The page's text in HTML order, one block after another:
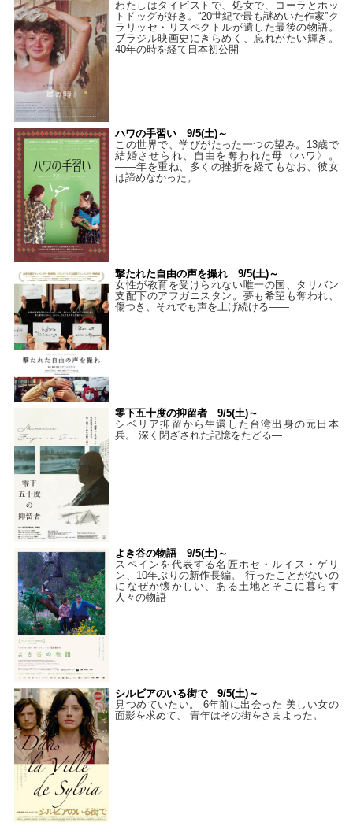
わたしはタイピストで、処⼥で、コーラとホッ
トドッグが好き。“20世紀で最も謎めいた作家”ク
ラリッセ・リスペクトルが遺した最後の物語。
ブラジル映画史にきらめく、忘れがたい輝き。
40年の時を経て⽇本初公開
ハワの手習い 9/5(土)～
この世界で、学びがたった一つの望み。13歳で
結婚させられ、自由を奪われた母〈ハワ〉。
——年を重ね、多くの挫折を経てもなお、彼女
は諦めなかった。
撃たれた自由の声を撮れ 9/5(土)～
女性が教育を受けられない唯一の国、タリバン
支配下のアフガニスタン。夢も希望も奪われ、
傷つき、それでも声を上げ続ける——
零下五十度の抑留者 9/5(土)～
シベリア抑留から生還した台湾出身の元日本
兵。 深く閉ざされた記憶をたどる—
よき谷の物語 9/5(土)～
スペインを代表する名匠ホセ・ルイス・ゲリ
ン、10年ぶりの新作長編。 行ったことがないの
になぜか懐かしい、ある土地とそこに暮らす
人々の物語――
シルビアのいる街で 9/5(土)～
見つめていたい。 6年前に出会った 美しい女の
面影を求めて、 青年はその街をさまよった。